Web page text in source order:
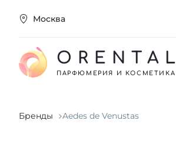
Москва
ORENTAL
ПАРФЮМЕРИЯ И КОСМЕТИКА
Бренды Aedes de Venustas